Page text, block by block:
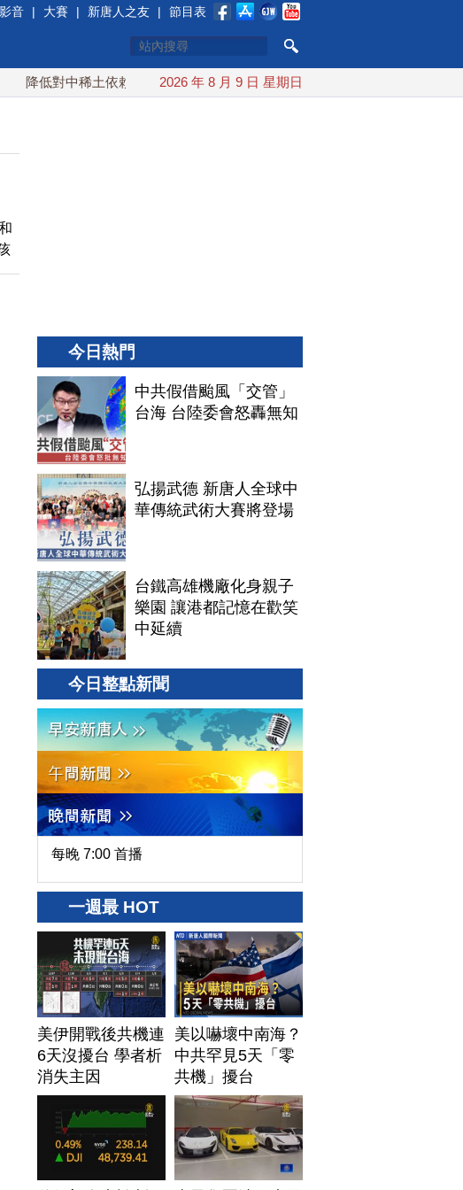
音 | 大賽 | 新唐人之友 | 節目表
降低對中稀土依賴 川普宣布礦業投資20億美元
2026 年 8 月 9 日 星期日
今日熱門
中共假借颱風「交管」
台海 台陸委會怒轟無知
弘揚武德 新唐人全球中
華傳統武術大賽將登場
台鐵高雄機廠化身親子
樂園 讓港都記憶在歡笑
中延續
今日整點新聞
每晚 7:00 首播
一週最 HOT
美伊開戰後共機連
6天沒擾台 學者析
消失主因
美以嚇壞中南海？
中共罕見5天「零
共機」擾台